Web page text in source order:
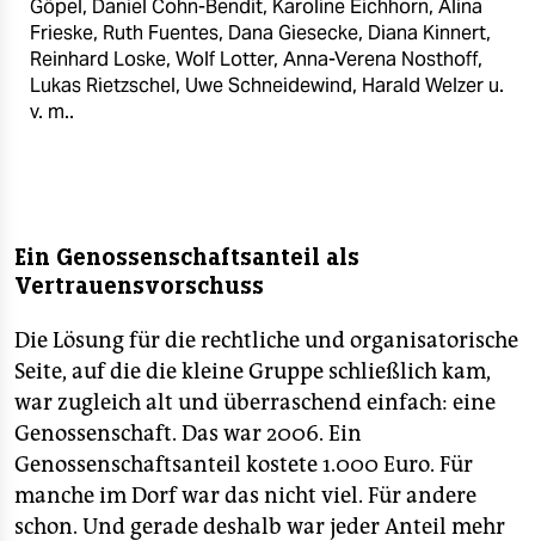
Göpel, Daniel Cohn-Bendit, Karoline Eichhorn, Alina
Frieske, Ruth Fuentes, Dana Giesecke, Diana Kinnert,
Reinhard Loske, Wolf Lotter, Anna-Verena Nosthoff,
Lukas Rietzschel, Uwe Schneidewind, Harald Welzer u.
v. m..
Ein Genossenschaftsanteil als
Vertrauensvorschuss
Die Lösung für die rechtliche und organisatorische
Seite, auf die die kleine Gruppe schließlich kam,
war zugleich alt und überraschend einfach: eine
Genossenschaft. Das war 2006. Ein
Genossenschaftsanteil kostete 1.000 Euro. Für
manche im Dorf war das nicht viel. Für andere
schon. Und gerade deshalb war jeder Anteil mehr